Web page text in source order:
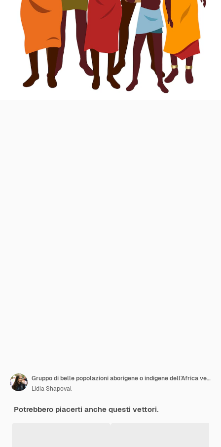
Gruppo di belle popolazioni aborigene o indigene dell'Africa vestite con abiti etnici isolati
Lidia Shapoval
Potrebbero piacerti anche questi vettori.